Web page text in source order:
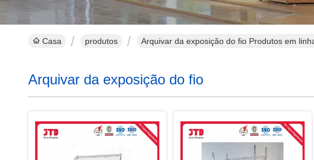
Casa produtos Arquivar da exposição do fio Produtos em
Arquivar da exposição do fio